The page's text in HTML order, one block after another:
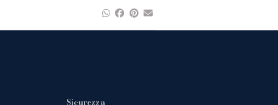
Sicurezza